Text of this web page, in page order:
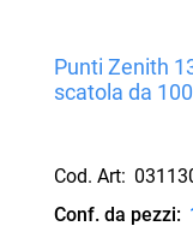
Punti Zenith
scatola da
Cod. Art:
Conf. da pezzi: